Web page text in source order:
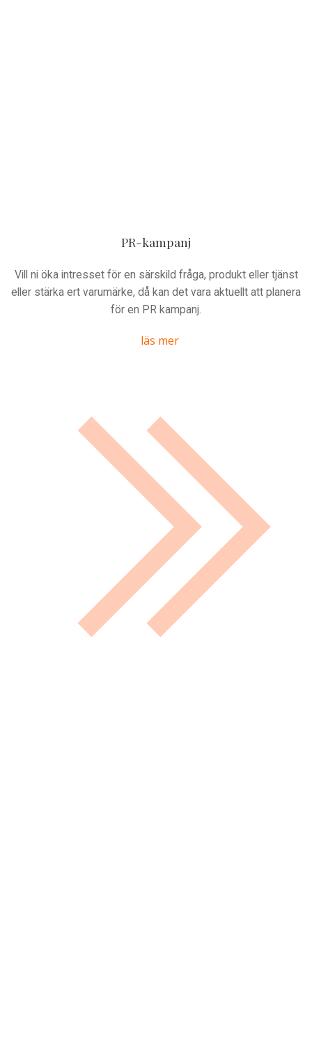
PR-kampanj
Vill ni öka intresset för en särskild fråga, produkt eller tjänst
eller stärka ert varumärke, då kan det vara aktuellt att planera
för en PR kampanj.
läs mer